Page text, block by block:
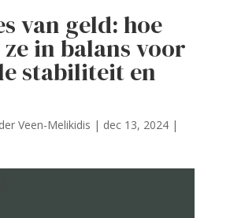
van geld: hoe
in balans voor
stabiliteit en
Veen-Melikidis | dec 13, 2024|